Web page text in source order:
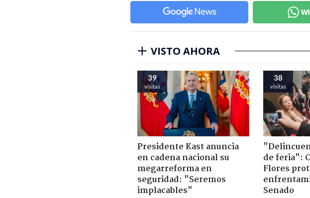
VISTO AHORA
39
visitas
Presidente Kast anuncia
en cadena nacional su
megarreforma en
seguridad: "Seremos
implacables"
38
visitas
de feria":
Flores
Senado